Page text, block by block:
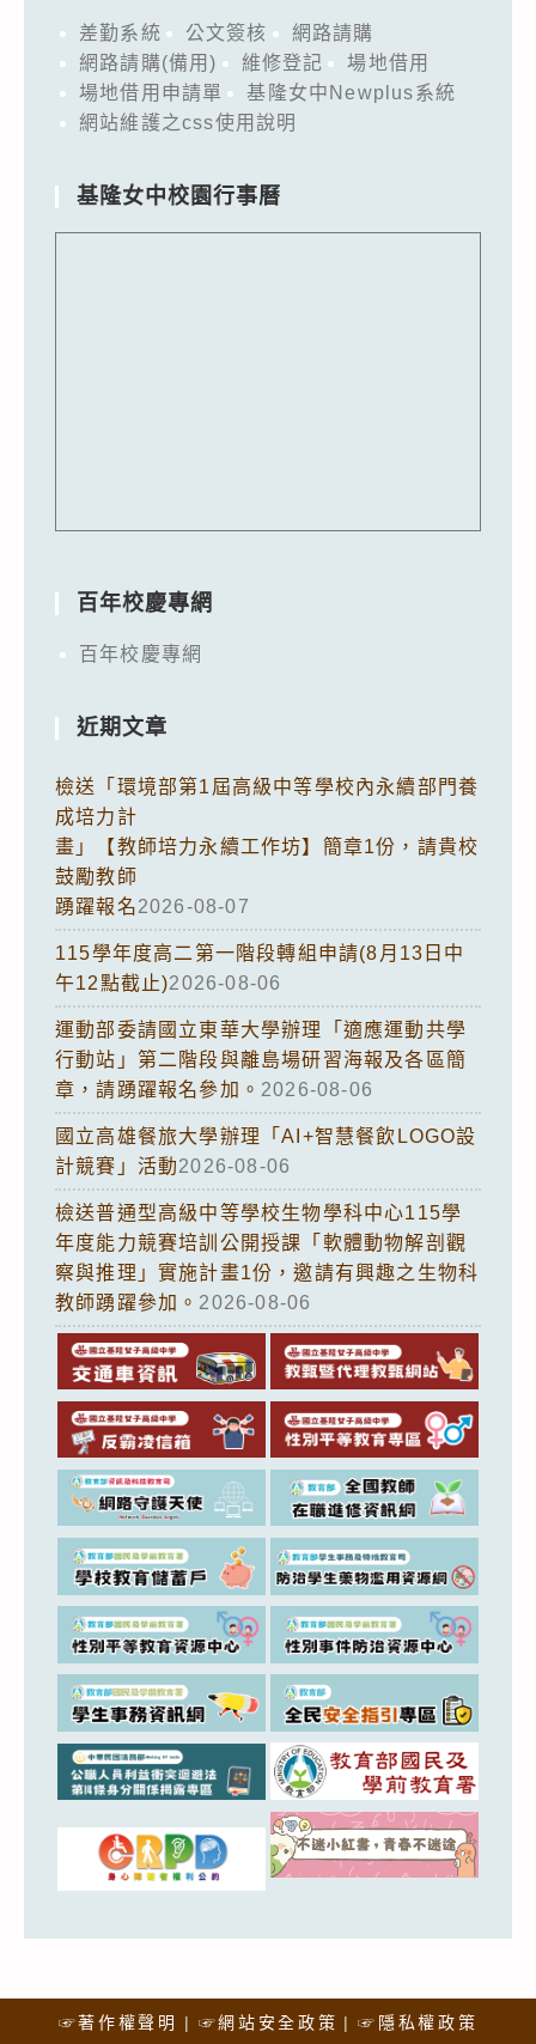
差勤系統 公文簽核
網路請購
網路請購(備用)
維修登記
場地借用
場地借用申請單
基隆女中Newplus系統
網站維護之css使用說明
基隆女中校園行事曆
百年校慶專網
百年校慶專網
近期文章
檢送「環境部第1屆高級中等學校內永續部門養
成培力計
畫」【教師培力永續工作坊】簡章1份，請貴校
鼓勵教師
踴躍報名2026-08-07
115學年度高二第一階段轉組申請(8月13日中
午12點截止)2026-08-06
運動部委請國立東華大學辦理「適應運動共學
行動站」第二階段與離島場研習海報及各區簡
章，請踴躍報名參加。 2026-08-06
國立高雄餐旅大學辦理「AI+智慧餐飲LOGO設
計競賽」活動2026-08-06
檢送普通型高級中等學校生物學科中心115學
年度能力競賽培訓公開授課「軟體動物解剖觀
察與推理」實施計畫1份，邀請有興趣之生物科
教師踴躍參加。 2026-08-06
☞著作權聲明 ☞網站安全政策 ☞隱私權政策